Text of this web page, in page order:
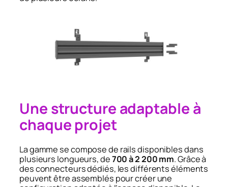
Une structure adaptable à
chaque projet
La gamme se compose de rails disponibles dans
plusieurs longueurs, de700 à 2 200 mm. Grâce à
des connecteurs dédiés, les différents éléments
peuvent être assemblés pour créer une